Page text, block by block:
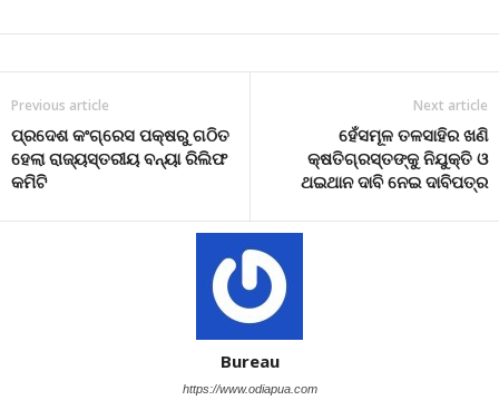
Previous article
ପ୍ରଦେଶ କଂଗ୍ରେସ ପକ୍ଷରୁ ଗଠିତ
ହେଲା ରାଜ୍ୟସ୍ତରୀୟ ବନ୍ୟା ରିଲିଫ
କମିଟି
Next article
ହେଁସମୂଳ ତଳସାହିର ଖଣି
କ୍ଷତିଗ୍ରସ୍ତଙ୍କୁ ନିଯୁକ୍ତି ଓ
ଥଇଥାନ ଦାବି ନେଇ ଦାବିପତ୍ର
Bureau
https://www.odiapua.com